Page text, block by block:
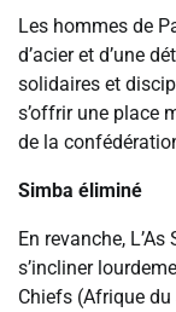
Les hommes de
d’acier et d’une
solidaires et
s’offrir une place
de la
Simba éliminé
En revanche,
s’incliner
Chiefs (Afrique